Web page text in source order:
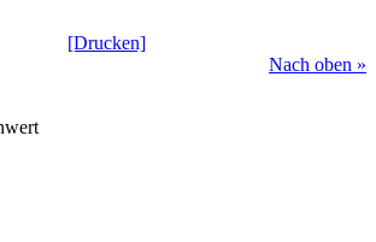
[Drucken]
Nach oben »